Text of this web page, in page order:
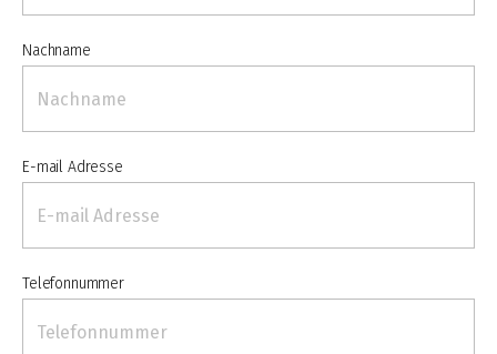
Nachname
E-mail Adresse
Telefonnummer